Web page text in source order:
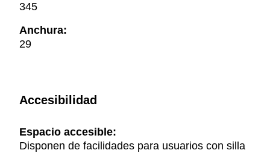
345
Anchura:
29
Accesibilidad
Espacio accesible:
Disponen de facilidades para usuarios con silla